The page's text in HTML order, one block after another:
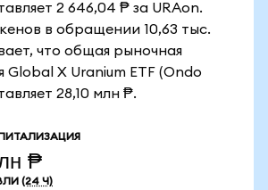
2 646,04 ₱ за URAon.
в обращении 10,63 тыс.
что общая рыночная
Global X Uranium ETF (Ondo
28,10 млн ₱.
₱
(24 Ч)